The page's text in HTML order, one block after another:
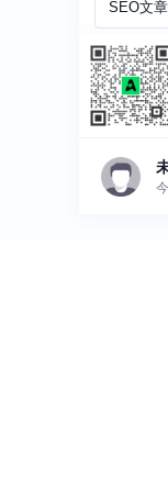
SEO文
文本重写
邮件优化
客服话术